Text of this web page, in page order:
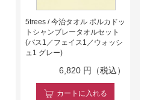
5trees / 今治タオル ポルカドッ
トシャンブレータオルセット
(バス1／フェイス1／ウォッシ
ュ1 グレー)
6,820 円（税込）
カート に入れる